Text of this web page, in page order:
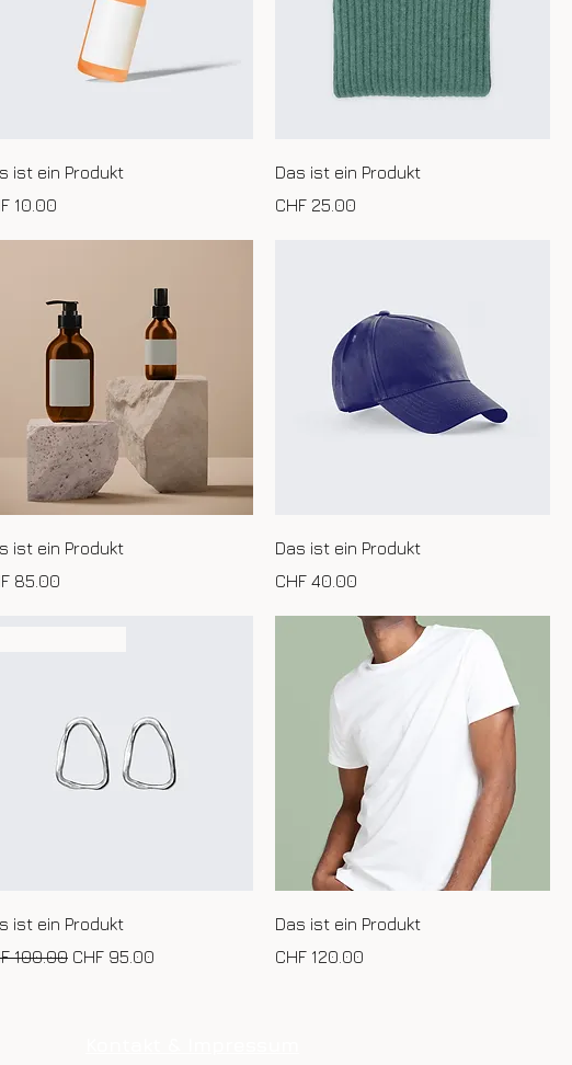
ist ein Produkt
10.00
Das ist ein Produkt
Preis
CHF 25.00
ist ein Produkt
85.00
Das ist ein Produkt
Preis
CHF 40.00
ist ein Produkt
100.00 Sale-Preis
CHF 95.00
Das ist ein Produkt
Preis
CHF 120.00